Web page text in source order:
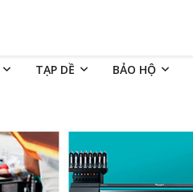
TẠP DỀ BẢO HỘ